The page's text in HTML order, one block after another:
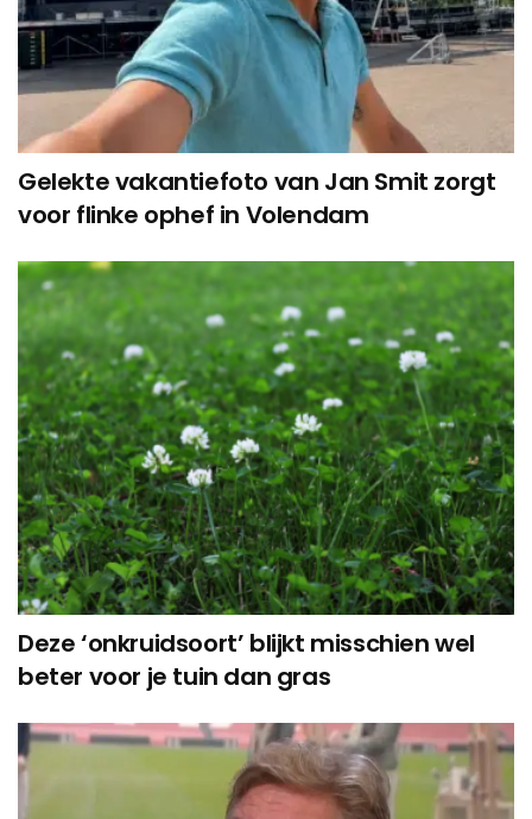
Gelekte vakantiefoto van Jan Smit zorgt
voor flinke ophef in Volendam
Deze ‘onkruidsoort’ blijkt misschien wel
beter voor je tuin dan gras